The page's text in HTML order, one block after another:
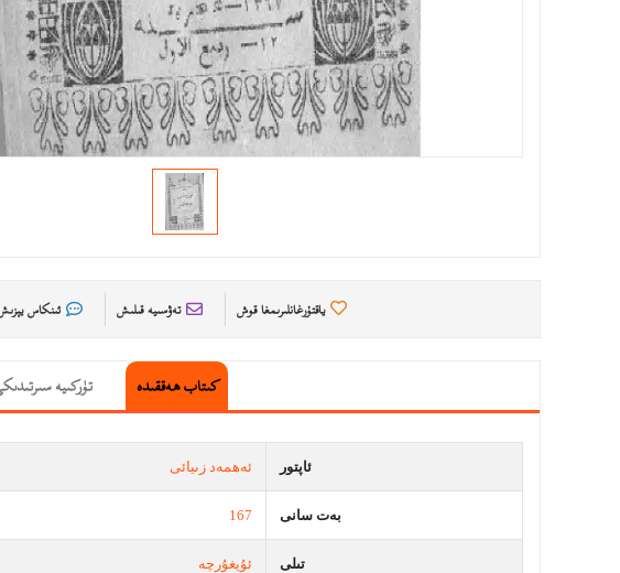
ياقتۇرغانلىرىمغا قوش تەۋسىيە قىلىش ئىنكاس
كىتاب ھەققىدە تۈركىيە
ئاپتور ئەھمەد زىيائى
بەت سانى 167
تىلى ئۇيغۇرچە